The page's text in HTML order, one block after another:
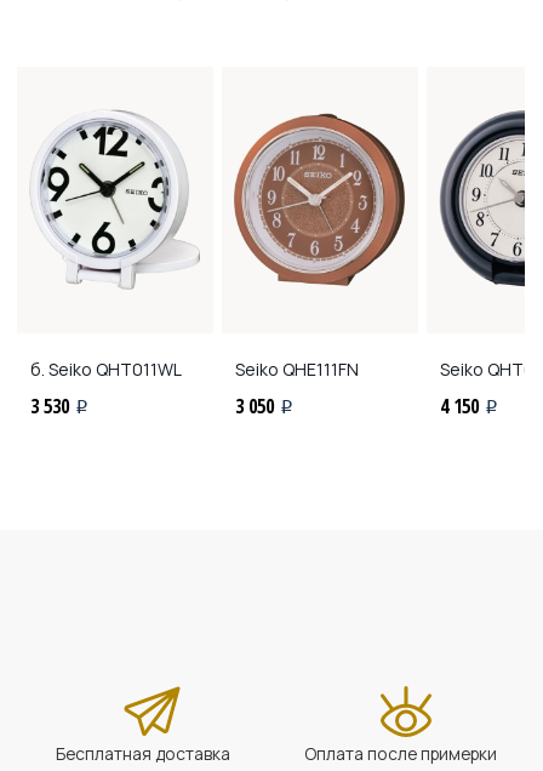
б. Seiko QHT011WL
3 530 i
Seiko QHE111FN
3 050 i
Seiko
4 150 i
Бесплатная доставка Оплата после примерки